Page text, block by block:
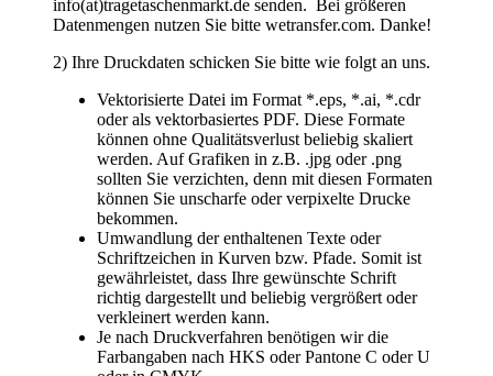
4) Sie erhalten von uns eine Auftragsbestätigung.
Falls Sie sich nicht sicher fühlen oder Hilfe benötigen,
info(at)tragetaschenmarkt.de mit Ihren Daten. Wir
prüfen diese Daten und bieten Ihnen an die Grafik
nachzubearbeiten. Selbstverständlich bekommen Sie
vorher mitgeteilt, was für Kosten auf Sie zukommen.
TragetaschenMarkt
Wir verkaufen schon seit 1994 Tragetaschen. Papiertragetaschen,
Plastiktüten, Stofftaschen, Geschenktaschen, Messetaschen.